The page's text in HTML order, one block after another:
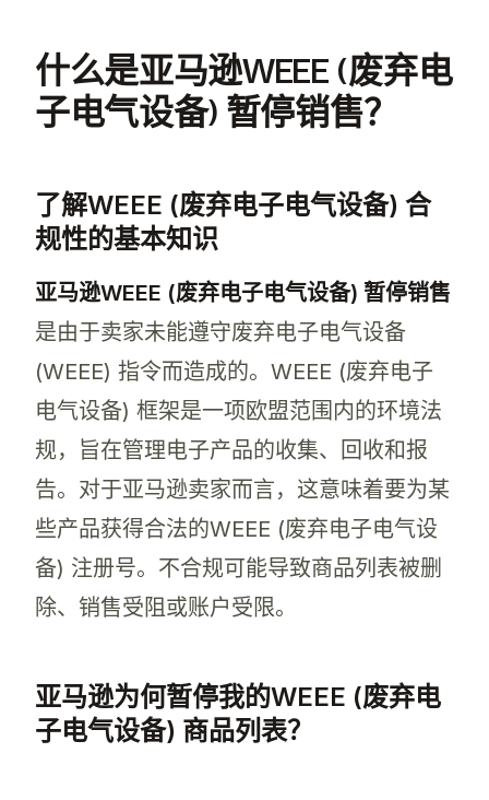
什么是亚马逊WEEE (废弃电
子电气设备) 暂停销售？
了解WEEE (废弃电子电气设备) 合
规性的基本知识
亚马逊WEEE (废弃电子电气设备) 暂停销售
是由于卖家未能遵守废弃电子电气设备
(WEEE) 指令而造成的。WEEE (废弃电子
电气设备) 框架是一项欧盟范围内的环境法
规，旨在管理电子产品的收集、回收和报
告。对于亚马逊卖家而言，这意味着要为某
些产品获得合法的WEEE (废弃电子电气设
备) 注册号。不合规可能导致商品列表被删
除、销售受阻或账户受限。
亚马逊为何暂停我的WEEE (废弃电
子电气设备) 商品列表？